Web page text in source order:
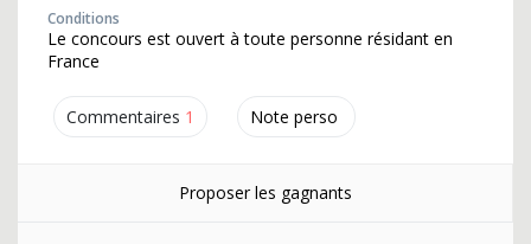
Commentaires 1 Note perso
Conditions
Le concours est ouvert à toute personne résidant en
France
Proposer les gagnants